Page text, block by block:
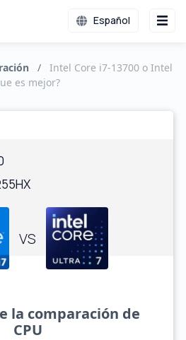
Español
/
Intel Core i7-13700 o Intel
es mejor?
VS
la comparación de
CPU